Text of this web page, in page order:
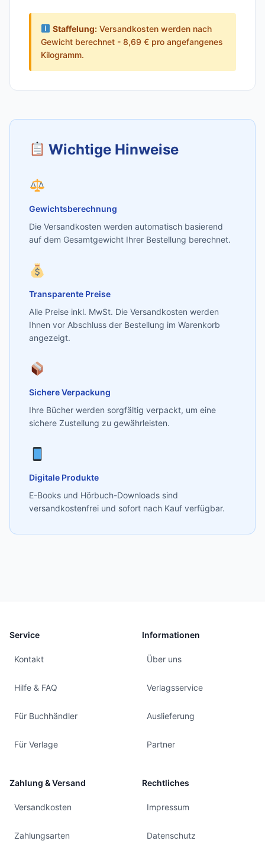
Staffelung:Versandkosten werden nach
Gewicht berechnet - 8,69 € pro angefangenes
Kilogramm.
Wichtige Hinweise
Gewichtsberechnung
Die Versandkosten werden automatisch basierend
auf dem Gesamtgewicht Ihrer Bestellung berechnet.
Transparente Preise
Alle Preise inkl. MwSt. Die Versandkosten werden
Ihnen vor Abschluss der Bestellung im Warenkorb
angezeigt.
Sichere Verpackung
Ihre Bücher werden sorgfältig verpackt, um eine
sichere Zustellung zu gewährleisten.
Digitale Produkte
E-Books und Hörbuch-Downloads sind
versandkostenfrei und sofort nach Kauf verfügbar.
Service
Kontakt
Hilfe & FAQ
Für Buchhändler
Für Verlage
Informationen
Über uns
Verlagsservice
Auslieferung
Partner
Zahlung & Versand
Versandkosten
Zahlungsarten
Rechtliches
Impressum
Datenschutz